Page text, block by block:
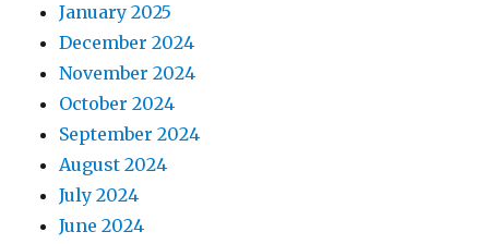
January 2025
December 2024
November 2024
October 2024
September 2024
August 2024
July 2024
June 2024